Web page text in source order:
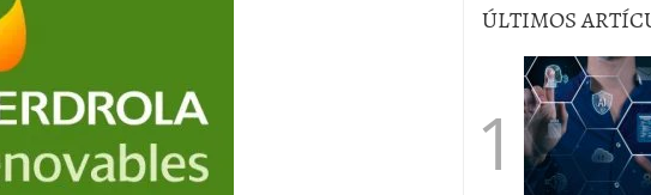
¿Por qué el Préstamo Promotor privado
12 de diciembre de 2025
aprovechar esta opción para gestionar tus
de 2025
es una decisión financiera: cómo anticiparte
ÚLTIMOS